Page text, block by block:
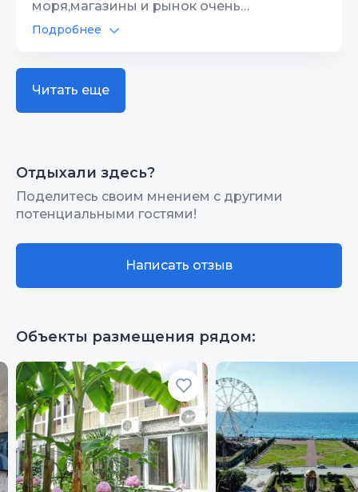
моря,магазины и рынок очень
близко,рядом дискотеки,кафе,все чисто в
доме и на территории.Гостепримные
,приятная,веселая.Все в доме как одна
семья,весело ,классно.Располодение дома
супер,три этажа,на любой вкус.Вино
день ,не сопьешься????заказали вино
даже домой)отправили сдеком.В общем
рекомендую от души.
Территория, двор
Подробнее
Читать еще
Отдыхали здесь?
Поделитесь своим мнением с другими
потенциальными гостями!
Написать отзыв
Объекты размещения рядом: